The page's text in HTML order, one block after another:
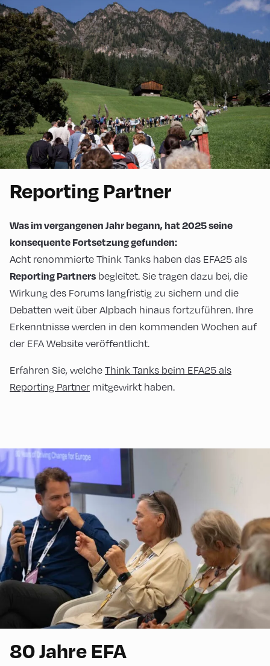
Reporting Partner
Was im vergangenen Jahr begann, hat 2025 seine
konsequente Fortsetzung gefunden:
Acht renommierte Think Tanks haben das EFA25 als
Reporting Partners begleitet. Sie tragen dazu bei, die
Wirkung des Forums langfristig zu sichern und die
Debatten weit über Alpbach hinaus fortzuführen. Ihre
Erkenntnisse werden in den kommenden Wochen auf
der EFA Website veröffentlicht.
Erfahren Sie, welcheThink Tanks beim EFA25 als
Reporting Partner mitgewirkt haben.
80 Jahre EFA